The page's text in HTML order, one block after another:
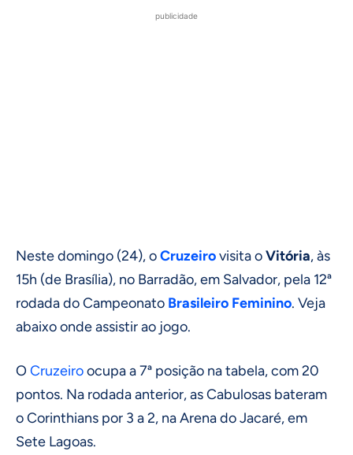
publicidade
Neste domingo (24), oCruzeirovisita oVitória, às
15h (de Brasília), no Barradão, em Salvador, pela 12ª
rodada do Campeonato Brasileiro Feminino. Veja
abaixo onde assistir ao jogo.
OCruzeiroocupa a 7ª posição na tabela, com 20
pontos. Na rodada anterior, as Cabulosas bateram
o Corinthians por 3 a 2, na Arena do Jacaré, em
Sete Lagoas.